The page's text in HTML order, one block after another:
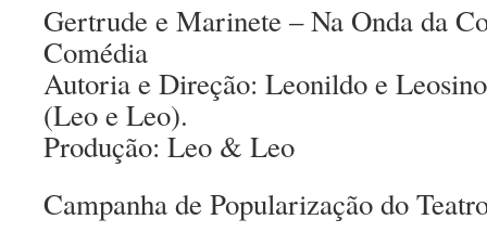
Gertrude e Marinete – Na Onda da
Comédia
Autoria e Direção: Leonildo e
(Leo e Leo).
Produção: Leo & Leo
Campanha de Popularização do